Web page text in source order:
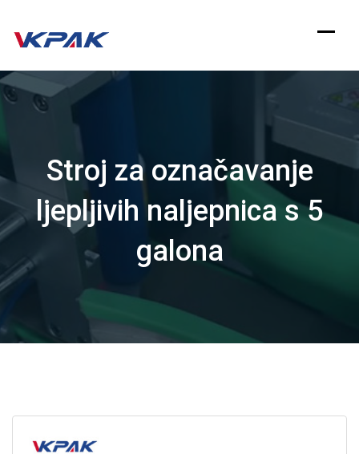
Preskoči
na
Stroj za označavanje
ljepljivih naljepnica s 5
galona